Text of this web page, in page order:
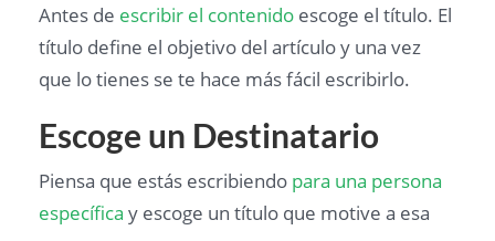
Antes de escribir el contenido escoge el título. El
título define el objetivo del artículo y una vez
que lo tienes se te hace más fácil escribirlo.
Escoge un Destinatario
Piensa que estás escribiendo para una persona
específica y escoge un título que motive a esa